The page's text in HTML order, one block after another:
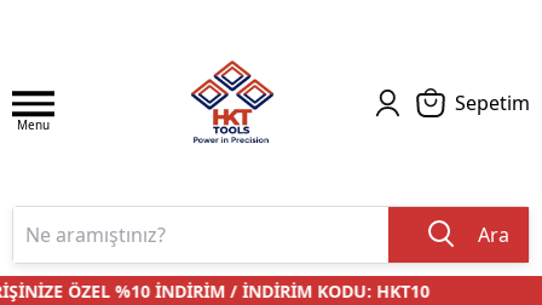
Menu
Sepetim
Ara
ÖZEL %10 İNDİRİM / İNDİRİM KODU: HKT10